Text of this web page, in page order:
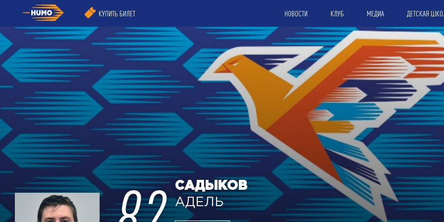
КУПИТЬ БИЛЕТ НОВОСТИ КЛУБ МЕДИА ДЕТСКАЯ
САДЫКОВ
АДЕЛЬ